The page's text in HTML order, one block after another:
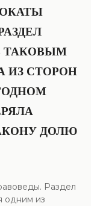
ТАКОВЫМ
ИЗ СТОРОН
ДОЛЮ
Раздел
одним из